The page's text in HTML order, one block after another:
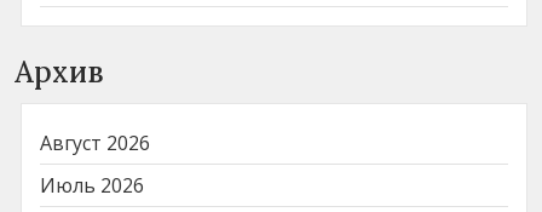
Архив
Август 2026
Июль 2026